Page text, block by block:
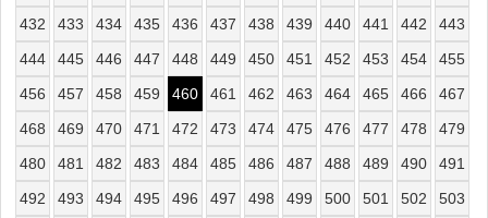
432
433 434 435 436 437 438 439 440 441 442
443
444
445 446 447 448 449 450 451 452 453 454
455
456
457 458 459 460 461 462 463 464 465 466
467
468
469 470 471 472 473 474 475 476 477 478
479
480
481 482 483 484 485 486 487 488 489 490
491
492
493 494 495 496 497 498 499 500 501 502
503